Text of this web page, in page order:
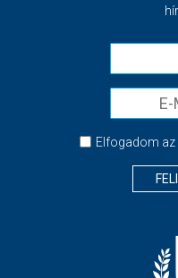
Elfogadom az